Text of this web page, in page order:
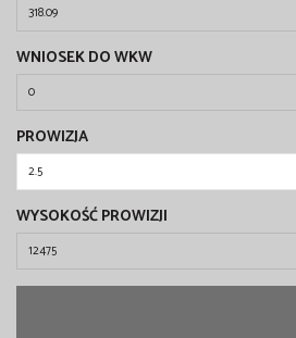
WNIOSEK DO WKW
PROWIZJA
WYSOKOŚĆ PROWIZJI